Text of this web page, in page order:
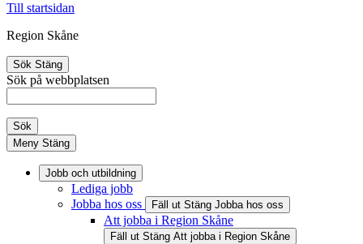
Till startsidan
Region Skåne
Sök Stäng
Sök på webbplatsen
Sök
Meny Stäng
Jobb och utbildning
Lediga jobb
Jobba hos oss
Fäll ut Stäng Jobba hos oss
Att jobba i Region Skåne
Fäll ut Stäng Att jobba i Region Skåne